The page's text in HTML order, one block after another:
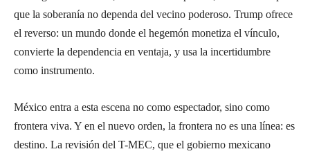
que la soberanía no dependa del vecino poderoso. Trump ofrece
el reverso: un mundo donde el hegemón monetiza el vínculo,
convierte la dependencia en ventaja, y usa la incertidumbre
como instrumento.
México entra a esta escena no como espectador, sino como
frontera viva. Y en el nuevo orden, la frontera no es una línea: es
destino. La revisión del T-MEC, que el gobierno mexicano